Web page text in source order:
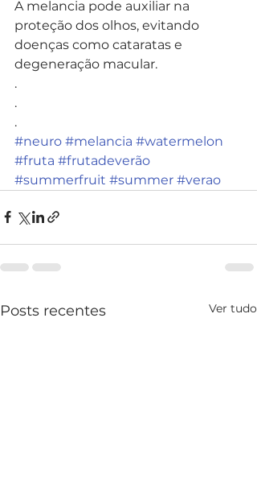
A melancia pode auxiliar na
proteção dos olhos, evitando
doenças como cataratas e
degeneração macular.
.
.
.
#neuro #melancia #watermelon
#fruta #frutadeverão
#summerfruit #summer #verao
Posts recentes Ver tudo